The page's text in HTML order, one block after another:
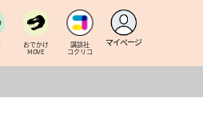
おでかけ
MOVE
講談社
コクリコ
マイページ